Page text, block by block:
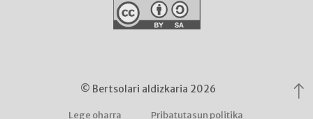
© Bertsolari aldizkaria 2026
Lege oharra
Pribatutasun politika